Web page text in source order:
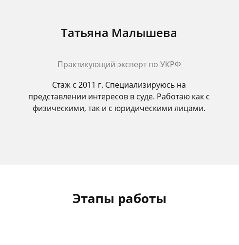
Татьяна Малышева
Практикующий эксперт по УКРФ
Стаж с 2011 г. Специализируюсь на
представлении интересов в суде. Работаю как с
физическими, так и с юридическими лицами.
Этапы работы